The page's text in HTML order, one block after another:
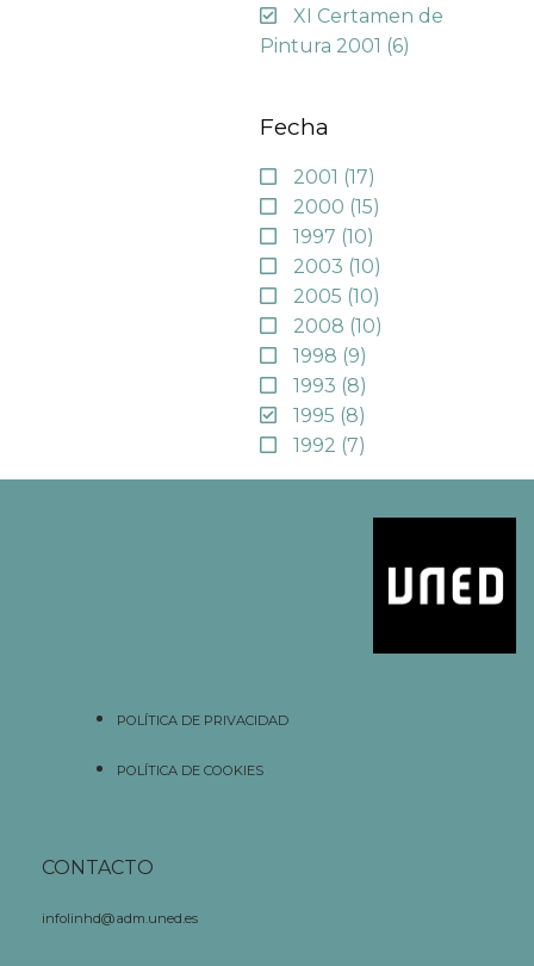
XI Certamen de
Pintura 2001 (6)
Fecha
2001 (17)
2000 (15)
1997 (10)
2003 (10)
2005 (10)
2008 (10)
1998 (9)
1993 (8)
1995 (8)
1992 (7)
POLÍTICA DE PRIVACIDAD
POLÍTICA DE COOKIES
CONTACTO
infolinhd@adm.uned.es